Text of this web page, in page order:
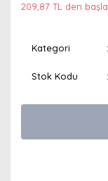
209,87 TL den
Kategori
Stok Kodu